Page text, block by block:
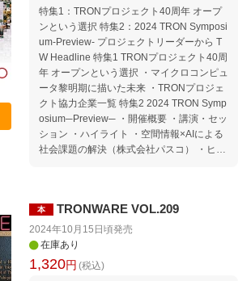
セッション「公共交通オープンデータによ
るオープン・イノベーション」 ・IEEE CT
Soc Technical Paper Presentation Session
・TRONイネーブルウェアシンポジウム TE
PS 37th「最新技術で実現する災害時の情
報バリアフリー」 国際会議IEEE ICCE 202
5にてTRONプロジェクトを紹介 特集2 IEE
Eマイルストーン TRON電脳住宅 ・IEEEマ
イルストーン記念式典 ・IEEEマイルストー
ン受賞記念 特集3 TRONプログラミングコ
活用ー TIVAC Information セミナー情報｜
lcome to TRON Forum ＆ Ubiquitous ID Ce
nter Association for Open Data of Public Tr
ansportation Movement｜TRONから見たコ
特集1：TRONプロジェクト40周年 オープ
ンという選択 特集2：2024 TRON Symposi
um-Preview- プロジェクトリーダーから T
W Headline 特集1 TRONプロジェクト40周
年 オープンという選択 ・マイクロコンピュ
ータ黎明期に描いた未来 ・TRONプロジェ
クト協力企業一覧 特集2 2024 TRON Symp
osium─Preview─ ・開催概要 ・講演・セッ
ション ・ハイライト ・空間情報×AIによる
社会課題の解決（株式会社パスコ） ・ヒト
に向けてIOWN、tsuzumiが実現する新たな
価値創造（日本電信電話株式会社） ・パー
ソナルメディアのTRON製品と今後の展開
（パーソナルメディア株式会社） ・μT-Ker
nel 3.0を実装 ルネサスRA4M1（Cortex-M
本 TRONWARE VOL.209
2024年10月15日頃発売
在庫あり
1,320円 (税込)